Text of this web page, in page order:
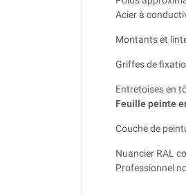
Acier à
Montants et
Griffes de
Entretoises en
Feuille peinte
Couche de
Nuancier RAL
Professionnel